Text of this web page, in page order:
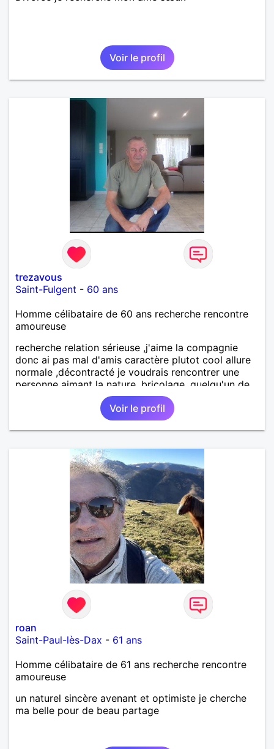
Voir le profil
trezavous
Saint-Fulgent - 60 ans
Homme célibataire de 60 ans recherche rencontre
amoureuse
recherche relation sérieuse ,j'aime la compagnie
donc ai pas mal d'amis caractère plutot cool allure
normale ,décontracté je voudrais rencontrer une
personne aimant la nature ,bricolage ,quelqu'un de
simple et naturel à vos claviers mesdames
Voir le profil
roan
Saint-Paul-lès-Dax - 61 ans
Homme célibataire de 61 ans recherche rencontre
amoureuse
un naturel sincère avenant et optimiste je cherche
ma belle pour de beau partage